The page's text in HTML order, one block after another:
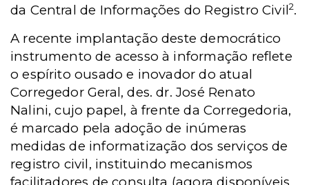
da Central de Informações do Registro Civil2.
A recente implantação deste democrático
instrumento de acesso à informação reflete
o espírito ousado e inovador do atual
Corregedor Geral, des. dr. José Renato
Nalini, cujo papel, à frente da Corregedoria,
é marcado pela adoção de inúmeras
medidas de informatização dos serviços de
registro civil, instituindo mecanismos